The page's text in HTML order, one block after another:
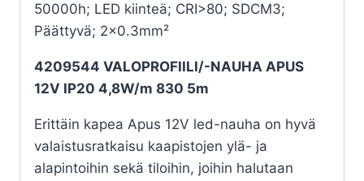
50000h; LED kiinteä; CRI>80; SDCM3;
Päättyvä; 2×0.3mm²
4209544 VALOPROFIILI/-NAUHA APUS
12V IP20 4,8W/m 830 5m
Erittäin kapea Apus 12V led-nauha on hyvä
valaistusratkaisu kaapistojen ylä- ja
alapintoihin sekä tiloihin, joihin halutaan